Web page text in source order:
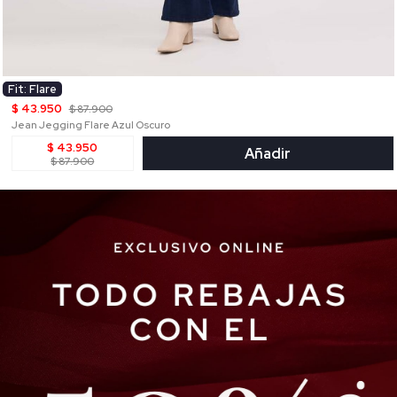
Fit: Flare
$ 43.950 $ 87.900
Jean Jegging Flare Azul Oscuro
$ 43.950
$ 87.900 Añadir